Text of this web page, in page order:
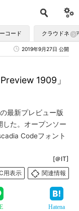
コード クラウドネイ
2019年9月27日 公開
1909」
最新プレビュー版
した。オープンソー
Codeフォント
[＠IT]
用表示
関連情報
Hatena